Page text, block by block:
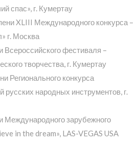
спас», г. Кумертау
XLIII Международного конкурса –
г. Москва
Всероссийского фестиваля –
творчества, г. Кумертау
Регионального конкурса
русских народных инструментов, г.
Международного зарубежного
in the dream», LAS-VEGAS USA